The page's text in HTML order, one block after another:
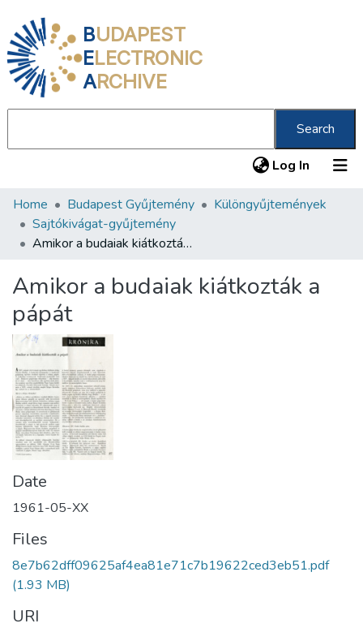
BUDAPEST
ELECTRONIC
ARCHIVE
Search
Log In (current)
Communities & Collections
All of DSpace
About us
Home Budapest Gyűjtemény
Különgyűjtemények
Sajtókivágat-gyűjtemény
Amikor a budaiak kiátkozták a pápát
Amikor a budaiak kiátkozták a
pápát
Date
1961-05-XX
Files
8e7b62dff09625af4ea81e71c7b19622ced3eb51.pdf
(1.93 MB)
URI